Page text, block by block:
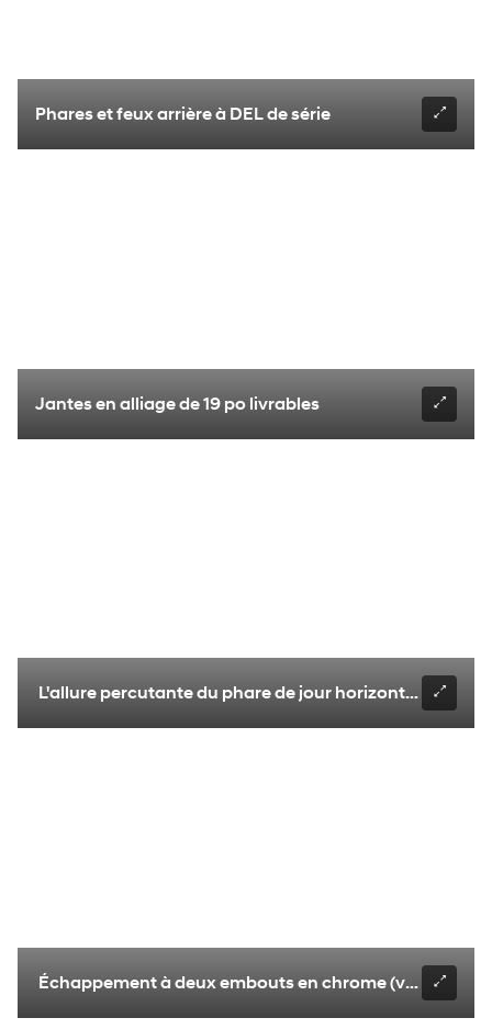
Phares et feux arrière à DEL de série
Jantes en alliage de 19 po livrables
L'allure percutante du phare de jour horizontal à DEL
Échappement à deux embouts en chrome (version N